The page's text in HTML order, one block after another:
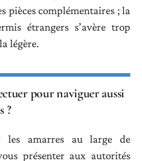
pièces complémentaires ; la
étrangers s’avère trop
légère.
pour naviguer aussi
?
les amarres au large de
présenter aux autorités